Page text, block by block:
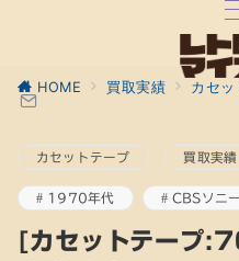
HOME 買取実績 カセ
カセットテープ 買取実績
1970年代 CBSソニー
[カセットテープ